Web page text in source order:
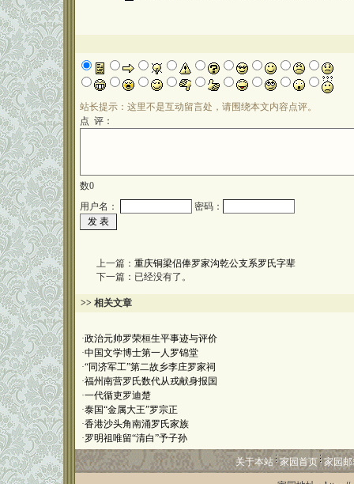
站长提示：这里不是互动留言处，请围绕本文内容点评。
点 评：
数0
用户名：
密码：
上一篇： 重庆铜梁侣俸罗家沟乾公支系罗氏字辈
下一篇：已经没有了。
>> 相关文章
·政治元帅罗荣桓生平事迹与评价
·中国文学博士第一人罗锦堂
·“同济军工”第二故乡李庄罗家祠
·福州南营罗氏数代从戎献身报国
·一代循吏罗迪楚
·泰国“金属大王”罗宗正
·香港沙头角南涌罗氏家族
·罗明祖唯留“清白”予子孙
关于本站 家园首页 家园